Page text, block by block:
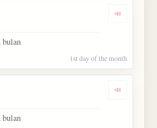
Dengarkan
bulan
1st day of the month
Dengarkan
bulan